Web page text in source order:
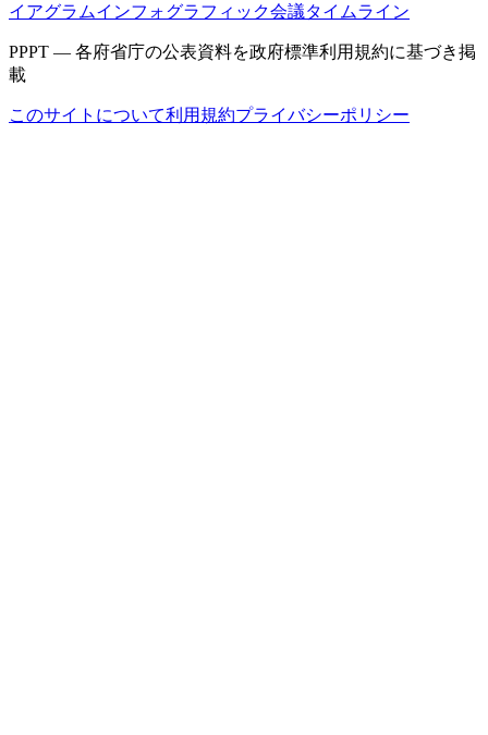
イアグラムインフォグラフィック会議タイムライン
PPPT — 各府省庁の公表資料を政府標準利用規約に基づき掲
載
このサイトについて利用規約プライバシーポリシー